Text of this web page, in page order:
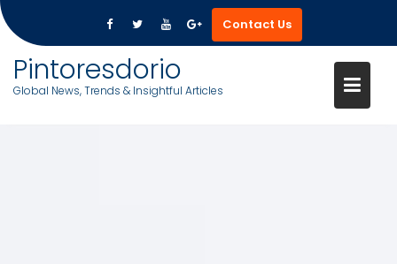
Contact Us
Pintoresdorio
Global News, Trends & Insightful Articles